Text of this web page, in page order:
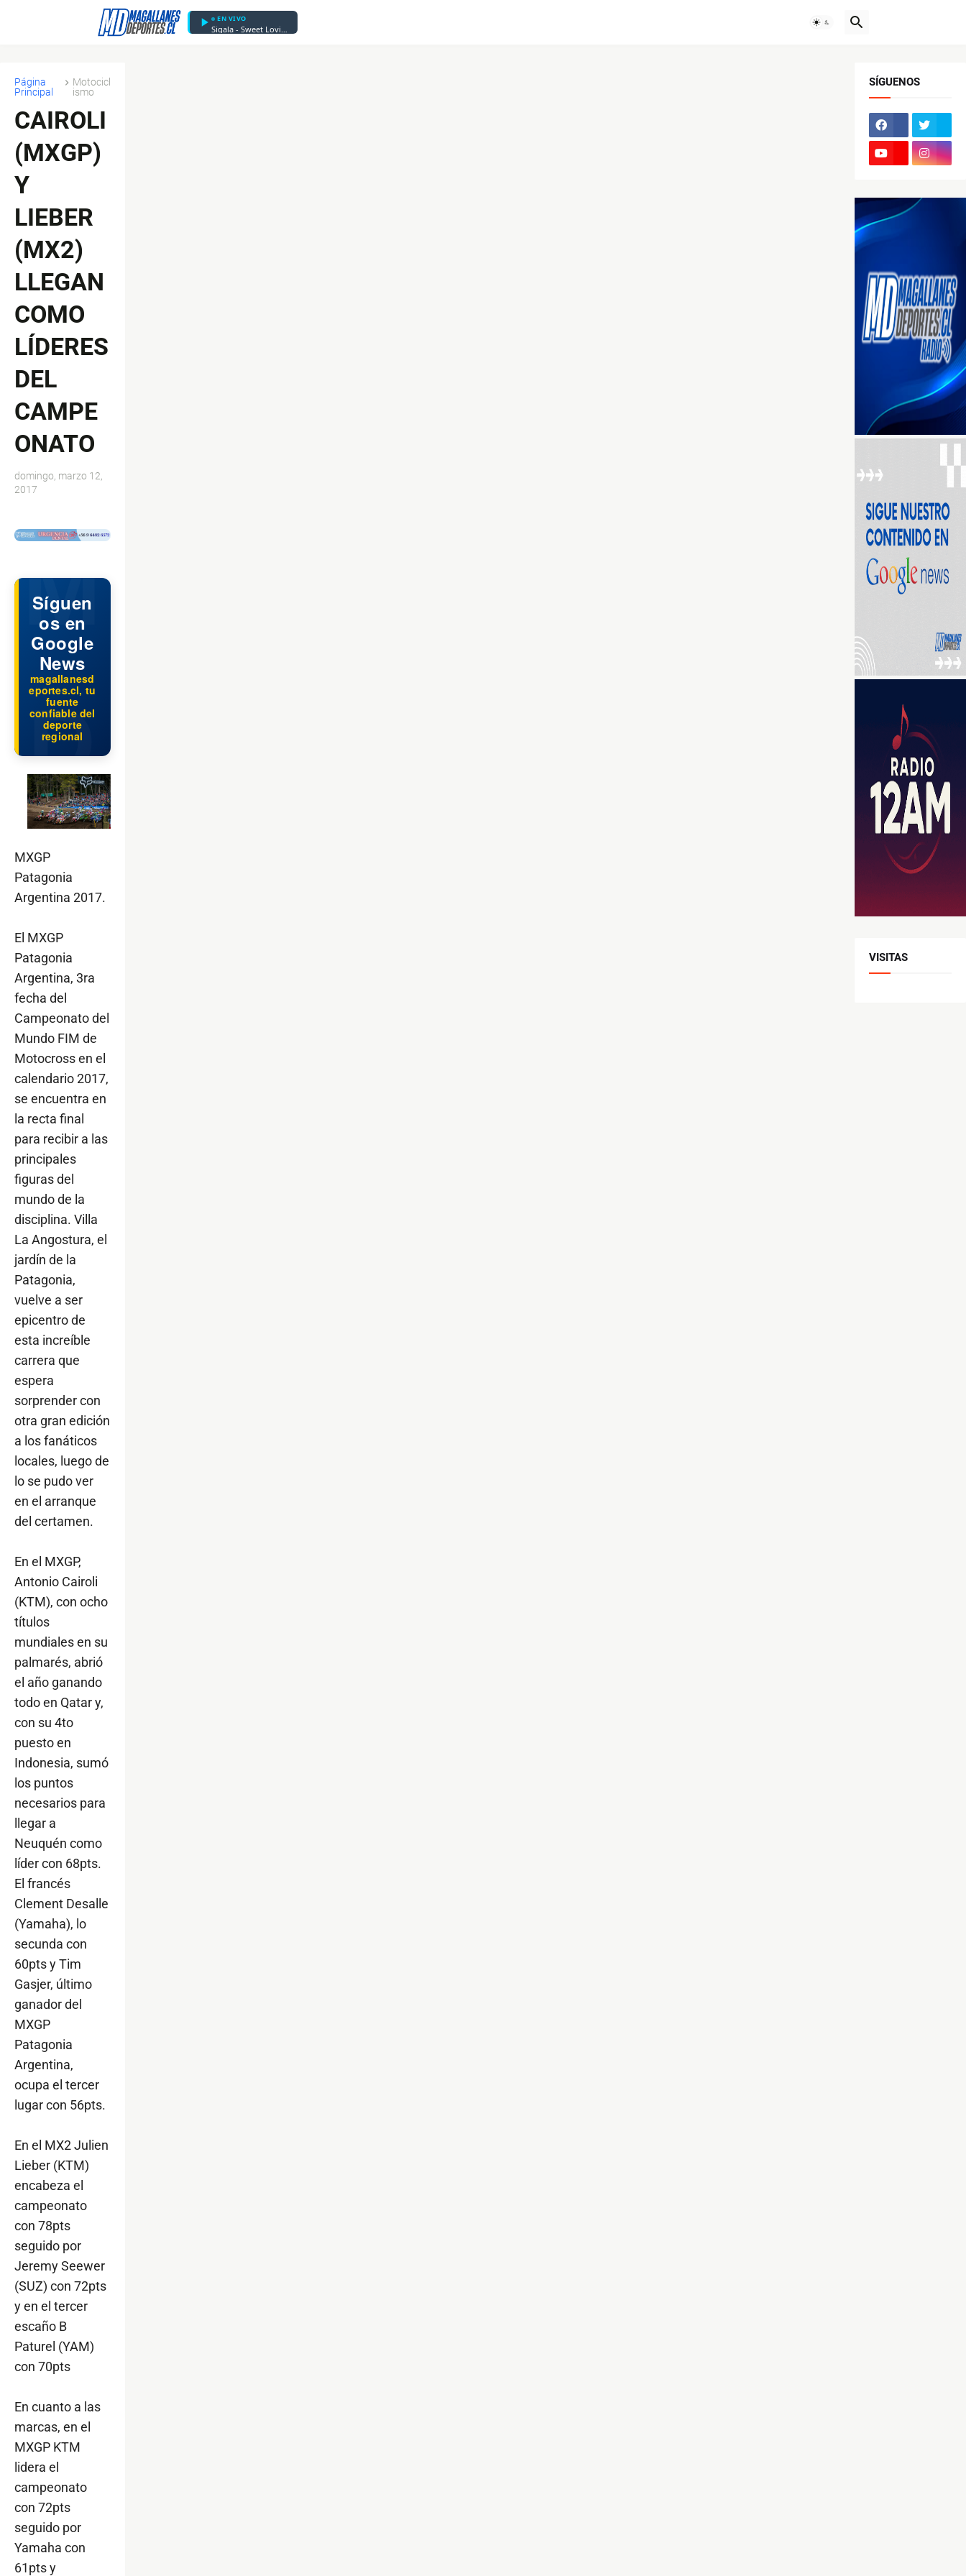
EN VIVO
Sigala - Sweet Lovin' - Radio Edit
Página
Principal
Motocicl
ismo
CAIROLI
(MXGP)
Y
LIEBER
(MX2)
LLEGAN
COMO
LÍDERES
DEL
CAMPE
ONATO
domingo, marzo 12,
2017
Síguen
os en
Google
News
magallanesd
eportes.cl, tu
fuente
confiable del
deporte
regional
MXGP
Patagonia
Argentina 2017.
El MXGP
Patagonia
Argentina, 3ra
fecha del
Campeonato del
Mundo FIM de
Motocross en el
calendario 2017,
se encuentra en
la recta final
para recibir a las
principales
figuras del
mundo de la
disciplina. Villa
La Angostura, el
jardín de la
Patagonia,
vuelve a ser
epicentro de
esta increíble
carrera que
espera
sorprender con
otra gran edición
a los fanáticos
locales, luego de
lo se pudo ver
en el arranque
del certamen.
En el MXGP,
Antonio Cairoli
(KTM), con ocho
títulos
mundiales en su
palmarés, abrió
el año ganando
todo en Qatar y,
con su 4to
puesto en
Indonesia, sumó
los puntos
necesarios para
llegar a
Neuquén como
líder con 68pts.
El francés
Clement Desalle
(Yamaha), lo
secunda con
60pts y Tim
Gasjer, último
ganador del
MXGP
Patagonia
Argentina,
ocupa el tercer
lugar con 56pts.
En el MX2 Julien
Lieber (KTM)
encabeza el
campeonato
con 78pts
seguido por
Jeremy Seewer
(SUZ) con 72pts
y en el tercer
escaño B
Paturel (YAM)
con 70pts
En cuanto a las
marcas, en el
MXGP KTM
lidera el
campeonato
con 72pts
seguido por
Yamaha con
61pts y
SÍGUENOS
VISITAS